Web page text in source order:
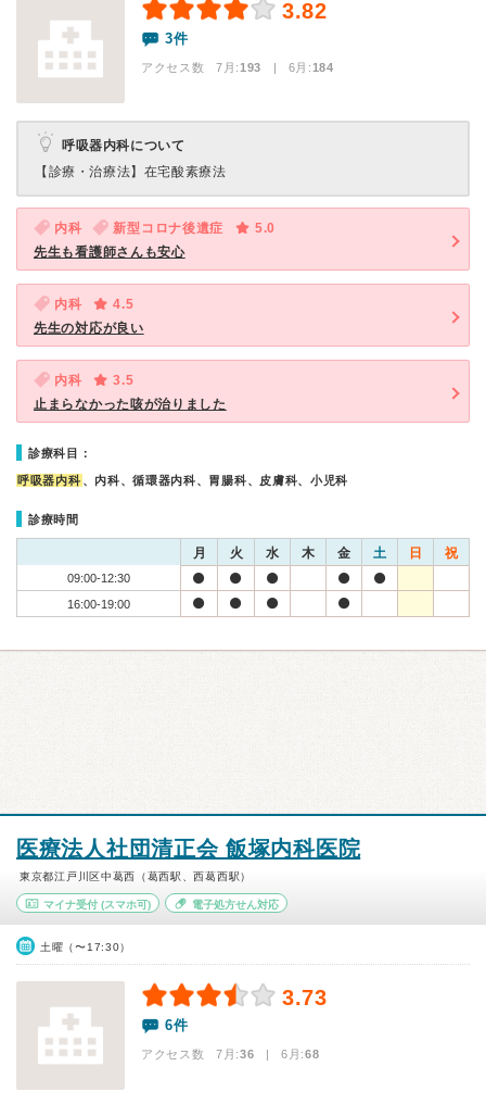
3.82
3件
アクセス数 7月:193 | 6月:184
呼吸器内科について
【診療・治療法】 在宅酸素療法
内科 新型コロナ後遺症
5.0
先生も看護師さんも安心
内科
4.5
先生の対応が良い
内科
3.5
止まらなかった咳が治りました
診療科目：
呼吸器内科 、内科、循環器内科、胃腸科、皮膚科、小児科
診療時間
月 火 水 木 金 土 日 祝
09:00-12:30
16:00-19:00
医療法人社団清正会 飯塚内科医院
東京都江戸川区中葛西（葛西駅、西葛西駅）
マイナ受付 (スマホ可) 電子処方せん対応
土曜（〜17:30）
3.73
6件
アクセス数 7月:36 | 6月:68